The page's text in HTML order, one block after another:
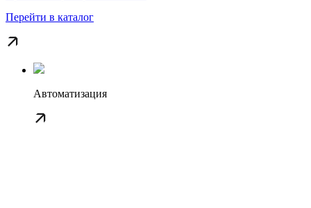
Перейти в каталог
Автоматизация